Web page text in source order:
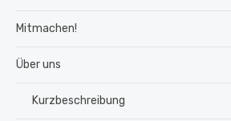
Mitmachen!
Über uns
Kurzbeschreibung